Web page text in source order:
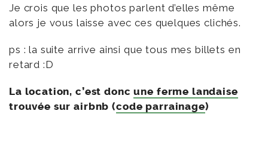
Je crois que les photos parlent d’elles même
alors je vous laisse avec ces quelques clichés.
ps : la suite arrive ainsi que tous mes billets en
retard :D
La location, c’est doncune ferme landaise
trouvée sur airbnb (code parrainage)